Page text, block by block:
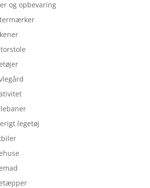
og opbevaring
legetøj